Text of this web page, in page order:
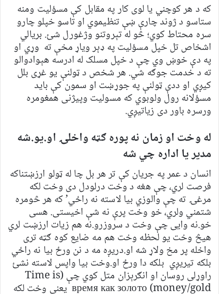
که د هر کوچني یا لوی کار په مقابل کې مسؤلیت ومنه
ستاسو د ژوند چارې ښې تنظیموي او تاسو خپلو چارو
سره محتاط کوي؛ څو له تېروتنو وژغورل شئ. بریالي
اشخاص تل خپل مسؤلیت په ډېر ویاړ مخې ته وړي او
په دې خوښ وي چې د خپل مسلک له ادرسه هېوادوالو
ته د خدمت جوګه شي. هر شخص د ټولنې یو غړی بلل
کیږي او ددې ټولنې په جوړښت او سمون کې باید
مسؤلانه رول ولوبوي که مسولیت وپیژنی همغومره
ورسره باور دی زیاتیږي.
له وخت او زمان نه پوره ګټه واخلۍ او.یو.شه
مدیر یا اداره چي شه
انسان د عمر په جریان کې تر هر بل چا له ټولو ارزښتناکه
فرصت لري، چې هغه د وخت درلودل دی وخت لکه
مرغۍ ته چې والوزي بیا لاسته نه راځي’ که هر څومره
شتمني ولري، خو وخت پرې نه شې اخیستی. هسی
خو.نه وایی چې وخت د سروزرو.نه هم زیات ارزښت لري
هیڅ وخت یو لحظه وخت هم مه ضایع کوه ګټه تری
واخله پر مخ ولاړ شه او.دریږه مه د نن ورځ بیا نه راځي
بلکه تیریږي بلکه دا ورځ او.وخت بیا واپس لاسته نشئ
راوړلی روسان او انګرېزان متل کوي چې (Time is
money/gold) время как золото یعنې وخت لکه